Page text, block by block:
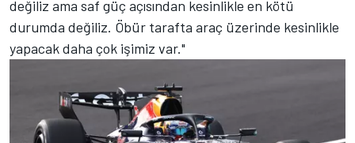
değiliz ama saf güç açısından kesinlikle en kötü
durumda değiliz. Öbür tarafta araç üzerinde kesinlikle
yapacak daha çok işimiz var."